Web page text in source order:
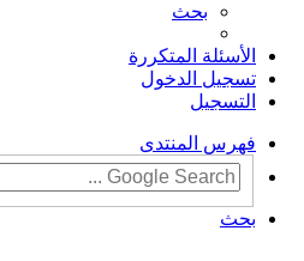
بحث
الأسئلة المتكررة
تسجيل الدخول
التسجيل
فهرس المنتدى
بحث